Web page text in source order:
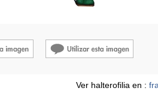
Ver halterofilia en :